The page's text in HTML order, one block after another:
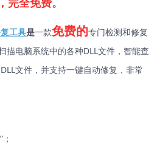
完全免费。
工具是一款免费的专门检测和修复
描电脑系统中的各种DLL文件，智能查
文件，并支持一键自动修复，非常
”；